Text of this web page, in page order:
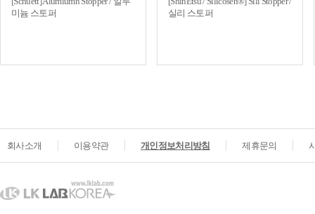
미늄 스토퍼
실리 스토퍼
회사소개 이용약관 개인정보처리방침 제휴문의